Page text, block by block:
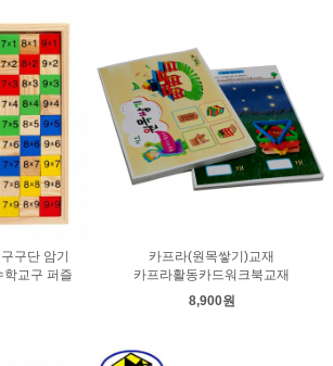
구단 암기
학교구 퍼즐
카프라(원목쌓기)교재
카프라활동카드워크북교재
8,900원